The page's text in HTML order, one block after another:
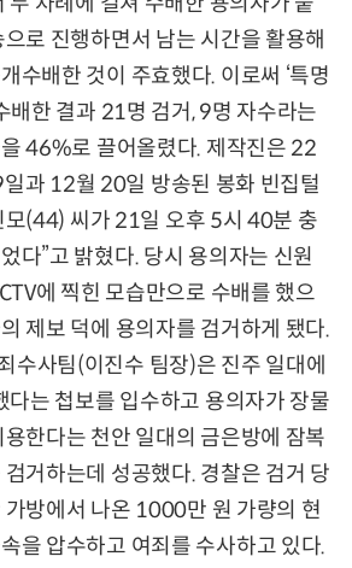
로 진행하면서 남는 시간을 활용해
수배한 것이 주효했다. 이로써 ‘특명
배한 결과 21명 검거, 9명 자수라는
46%로 끌어올렸다. 제작진은 22
과 12월 20일 방송된 봉화 빈집털
모(44) 씨가 21일 오후 5시 40분 충
다”고 밝혔다. 당시 용의자는 신원
에 찍힌 모습만으로 수배를 했으
제보 덕에 용의자를 검거하게 됐다.
수사팀(이진수 팀장)은 진주 일대에
다는 첩보를 입수하고 용의자가 장물
한다는 천안 일대의 금은방에 잠복
거하는데 성공했다. 경찰은 검거 당
방에서 나온 1000만 원 가량의 현
을 압수하고 여죄를 수사하고 있다.